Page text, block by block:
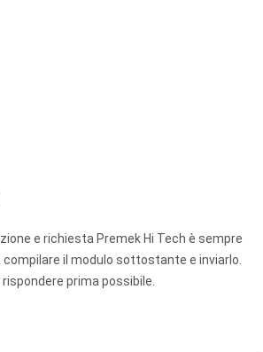
e richiesta Premek Hi Tech è sempre
il modulo sottostante e inviarlo.
rispondere prima possibile.